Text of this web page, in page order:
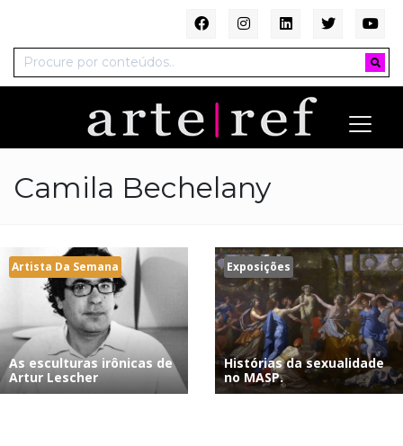
Camila Bechelany
Artista Da Semana
As esculturas irônicas de
Artur Lescher
Exposições
Histórias da sexualidade
no MASP.